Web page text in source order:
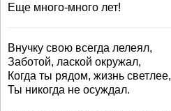
Еще много-много лет!
Внучку свою всегда лелеял,
Заботой, лаской окружал,
Когда ты рядом, жизнь светлее,
Ты никогда не осуждал.